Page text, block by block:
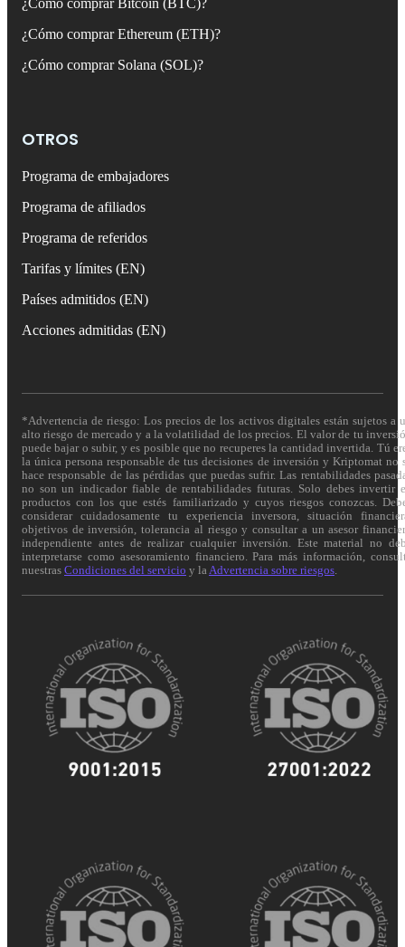
¿Cómo comprar Ethereum (ETH)?
¿Cómo comprar Solana (SOL)?
OTROS
Programa de embajadores
Programa de afiliados
Programa de referidos
Tarifas y límites (EN)
Países admitidos (EN)
Acciones admitidas (EN)
*Advertencia de riesgo: Los precios de los activos digitales están sujetos a
alto riesgo de mercado y a la volatilidad de los precios. El valor de tu
puede bajar o subir, y es posible que no recuperes la cantidad invertida. Tú
la única persona responsable de tus decisiones de inversión y Kriptomat no
hace responsable de las pérdidas que puedas sufrir. Las rentabilidades
no son un indicador fiable de rentabilidades futuras. Solo debes invertir
productos con los que estés familiarizado y cuyos riesgos conozcas.
considerar cuidadosamente tu experiencia inversora, situación
objetivos de inversión, tolerancia al riesgo y consultar a un asesor
independiente antes de realizar cualquier inversión. Este material no
interpretarse como asesoramiento financiero. Para más información,
nuestras Condiciones del servicio y la Advertencia sobre riesgos